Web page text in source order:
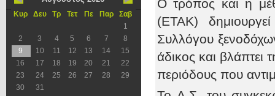
Κυρ Δευ Τρ Τετ Πε Παρ
Σαβ
1
2
3 4 5 6 7
8
9
10 11 12 13 14
15
16
17 18 19 20 21
22
23
24 25 26 27 28
29
30
31
Ο τρόπος και η
(ΕΤΑΚ)
Συλλόγου
άδικος και βλάπτει
περιόδους που